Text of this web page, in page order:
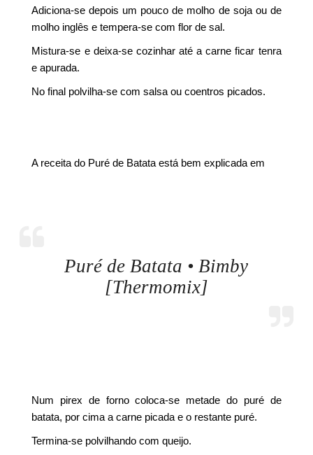
Adiciona-se depois um pouco de molho de soja ou de
molho inglês e tempera-se com flor de sal.
Mistura-se e deixa-se cozinhar até a carne ficar tenra
e apurada.
No final polvilha-se com salsa ou coentros picados.
A receita do Puré de Batata está bem explicada em
Puré de Batata • Bimby
[Thermomix]
Num pirex de forno coloca-se metade do puré de
batata, por cima a carne picada e o restante puré.
Termina-se polvilhando com queijo.